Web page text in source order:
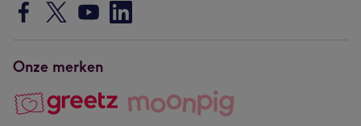
Onze merken